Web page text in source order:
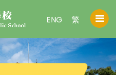
繁
ENG